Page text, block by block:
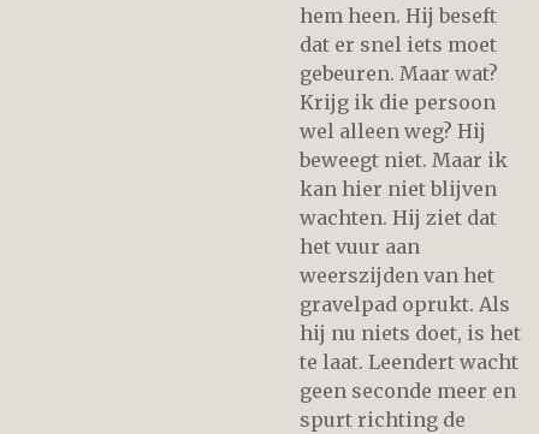
hem heen. Hij beseft
dat er snel iets moet
gebeuren. Maar wat?
Krijg ik die persoon
wel alleen weg? Hij
beweegt niet. Maar ik
kan hier niet blijven
wachten. Hij ziet dat
het vuur aan
weerszijden van het
gravelpad oprukt. Als
hij nu niets doet, is het
te laat. Leendert wacht
geen seconde meer en
spurt richting de